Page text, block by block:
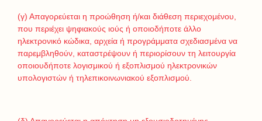
(γ) Απαγορεύεται η προώθηση ή/και διάθεση περιεχομένου,
που περιέχει ψηφιακούς ιούς ή οποιοδήποτε άλλο
ηλεκτρονικό κώδικα, αρχεία ή προγράμματα σχεδιασμένα να
παρεμβληθούν, καταστρέψουν ή περιορίσουν τη λειτουργία
οποιουδήποτε λογισμικού ή εξοπλισμού ηλεκτρονικών
υπολογιστών ή τηλεπικοινωνιακού εξοπλισμού.